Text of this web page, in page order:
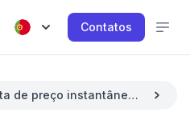
Contatos
de preço instantânea